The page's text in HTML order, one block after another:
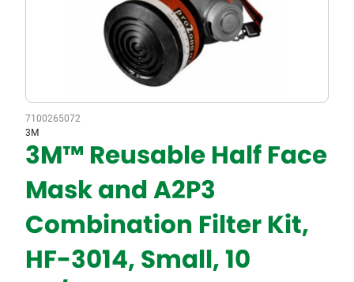
7100265072
3M
3M™ Reusable Half Face
Mask and A2P3
Combination Filter Kit,
HF-3014, Small, 10